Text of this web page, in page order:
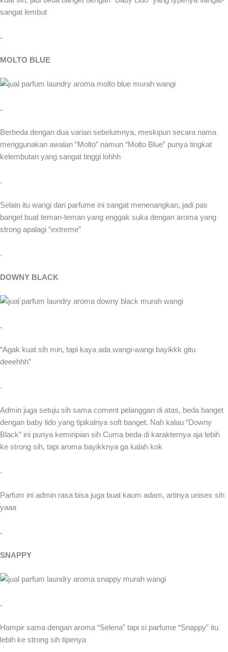
sangat lembut
.
MOLTO BLUE
.
Berbeda dengan dua varian sebelumnya, meskipun secara nama
menggunakan awalan “Molto” namun “Molto Blue” punya tingkat
kelembutan yang sangat tinggi lohhh
.
Selain itu wangi dari parfume ini sangat menenangkan, jadi pas
banget buat teman-teman yang enggak suka dengan aroma yang
strong apalagi “extreme”
.
DOWNY BLACK
.
“Agak kuat sih min, tapi kaya ada wangi-wangi bayikkk gitu
deeehhh”
.
Admin juga setuju sih sama coment pelanggan di atas, beda banget
dengan baby lido yang tipikalnya soft banget. Nah kalau “Downy
Black” ini punya kemiripian sih Cuma beda di karakternya aja lebih
ke strong sih, tapi aroma bayikknya ga kalah kok
.
Parfum ini admin rasa bisa juga buat kaum adam, artinya unisex sih
yaaa
.
SNAPPY
.
Hampir sama dengan aroma “Selena” tapi si parfume “Snappy” itu
lebih ke strong sih tipenya